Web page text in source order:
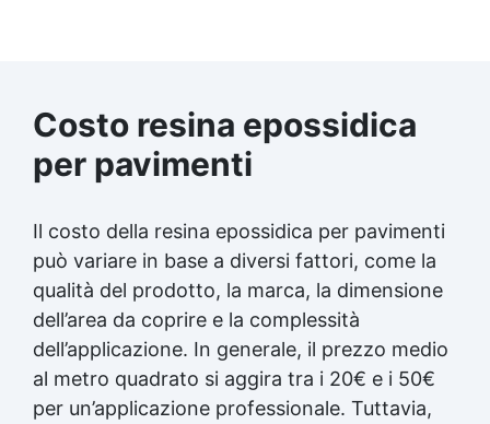
Costo resina epossidica
per pavimenti
Il costo della resina epossidica per pavimenti
può variare in base a diversi fattori, come la
qualità del prodotto, la marca, la dimensione
dell’area da coprire e la complessità
dell’applicazione. In generale, il prezzo medio
al metro quadrato si aggira tra i 20€ e i 50€
per un’applicazione professionale. Tuttavia,